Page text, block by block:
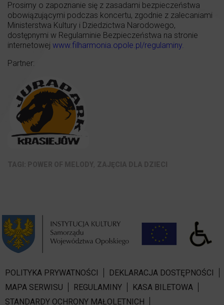
Prosimy o zapoznanie się z zasadami bezpieczeństwa
obowiązującymi podczas koncertu, zgodnie z zalecaniami
Ministerstwa Kultury i Dziedzictwa Narodowego,
dostępnymi w Regulaminie Bezpieczeństwa na stronie
internetowej www.filharmonia.opole.pl/regulaminy.
Partner:
POLITYKA PRYWATNOŚCI
DEKLARACJA DOSTĘPNOŚCI
MAPA SERWISU
REGULAMINY
KASA BILETOWA
STANDARDY OCHRONY MAŁOLETNICH